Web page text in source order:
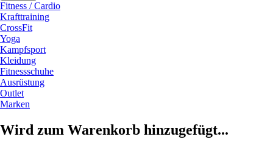
Fitness / Cardio
Krafttraining
CrossFit
Yoga
Kampfsport
Kleidung
Fitnessschuhe
Ausrüstung
Outlet
Marken
Wird zum Warenkorb hinzugefügt...